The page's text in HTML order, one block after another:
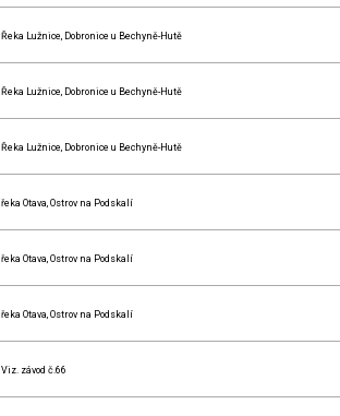
Řeka Lužnice, Dobronice u Bechyně-Hutě
Řeka Lužnice, Dobronice u Bechyně-Hutě
Řeka Lužnice, Dobronice u Bechyně-Hutě
řeka Otava, Ostrov na Podskalí
řeka Otava, Ostrov na Podskalí
řeka Otava, Ostrov na Podskalí
Viz. závod č.66